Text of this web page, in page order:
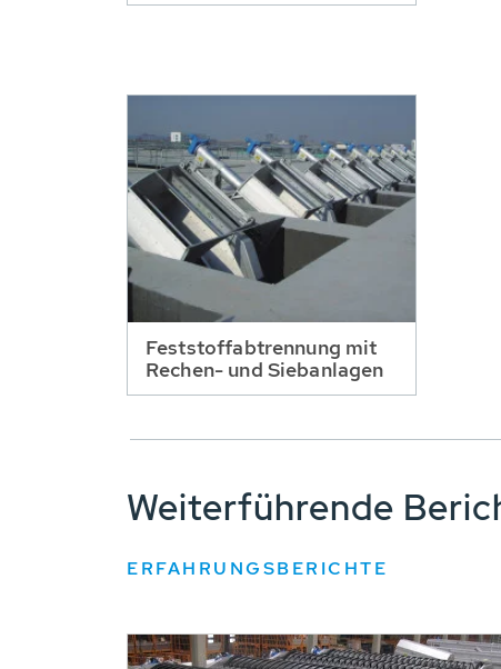
Feststoffabtrennung mit
Rechen- und Siebanlagen
Weiterführende
ERFAHRUNGSBERICHTE